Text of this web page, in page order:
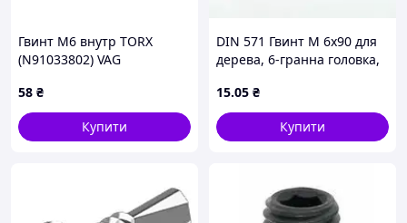
Гвинт М6 внутр TORX
(N91033802) VAG
58 ₴
Купити
DIN 571 Гвинт М 6х90 для
дерева, 6-гранна головка,
15.05 ₴
Купити